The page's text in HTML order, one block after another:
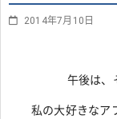
2014年7月10日
午後は、
私の大好きなア